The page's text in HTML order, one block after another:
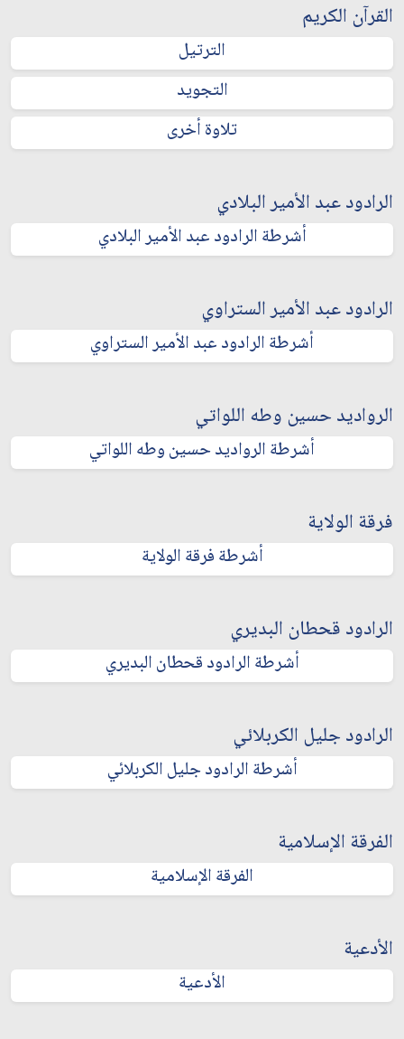
القرآن الكريم
الترتيل
التجويد
تلاوة أخرى
الرادود عبد الأمير البلادي
أشرطة الرادود عبد الأمير البلادي
الرادود عبد الأمير الستراوي
أشرطة الرادود عبد الأمير الستراوي
الرواديد حسين وطه اللواتي
أشرطة الرواديد حسين وطه اللواتي
فرقة الولاية
أشرطة فرقة الولاية
الرادود قحطان البديري
أشرطة الرادود قحطان البديري
الرادود جليل الكربلائي
أشرطة الرادود جليل الكربلائي
الفرقة الإسلامية
الفرقة الإسلامية
الأدعية
الأدعية